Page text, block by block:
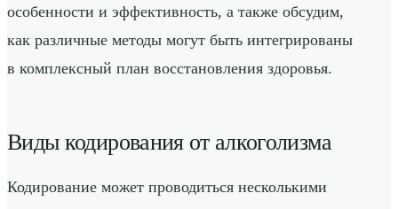
особенности и эффективность, а также обсудим,
как различные методы могут быть интегрированы
в комплексный план восстановления здоровья.
Виды кодирования от алкоголизма
Кодирование может проводиться несколькими